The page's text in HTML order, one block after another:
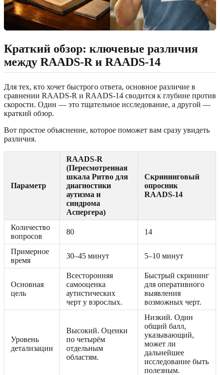
Краткий обзор: ключевые различия
между RAADS-R и RAADS-14
Для тех, кто хочет быстрого ответа, основное различие в
сравнении RAADS-R и RAADS-14 сводится к глубине против
скорости. Один — это тщательное исследование, а другой —
краткий обзор.
Вот простое объяснение, которое поможет вам сразу увидеть
различия.
Параметр
RAADS-R
(Пересмотренная
шкала Ритво для
диагностики
аутизма и
синдрома
Аспергера)
Скрининговый
опросник
RAADS-14
Количество
вопросов
80 14
Примерное
время
30–45 минут 5–10 минут
Основная
цель
Всесторонняя
самооценка
аутистических
черт у взрослых.
Быстрый скрининг
для оперативного
выявления
возможных черт.
Уровень
детализации
Высокий. Оценки
по четырём
отдельным
областям.
Низкий. Один
общий балл,
указывающий,
может ли
дальнейшее
исследование быть
полезным.